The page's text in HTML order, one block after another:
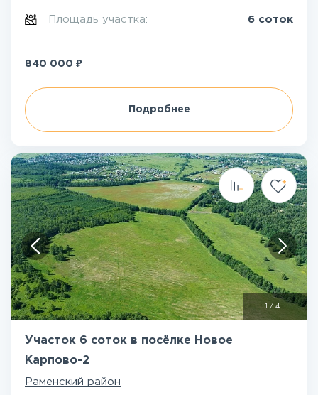
Площадь участка: 6 соток
840 000 ₽
Подробнее
/ 4
Участок 6 соток в посёлке Новое
Карпово-2
Раменский район